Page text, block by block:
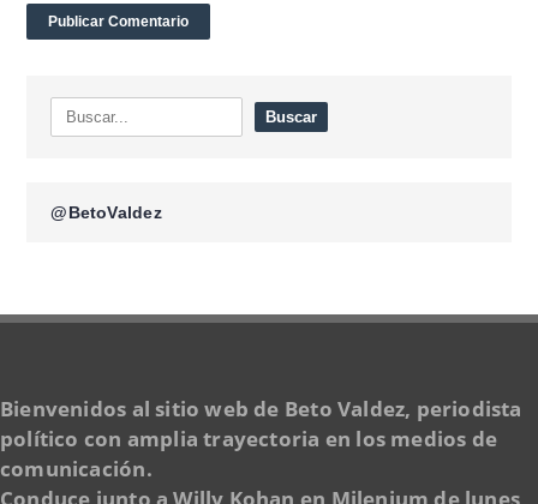
@BetoValdez
Bienvenidos al sitio web de Beto Valdez, periodista
político con amplia trayectoria en los medios de
comunicación.